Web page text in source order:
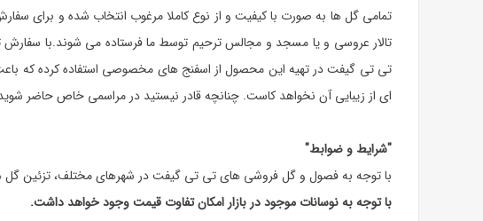
تمامی گل ها به صورت با کیفیت و از نوع کاملا مرغوب انتخاب شده و برای
تالار عروسی و یا مسجد و مجالس ترحیم توسط ما فرستاده می شوند.با سفارش
تی تی گیفت در تهیه این محصول از اسفنج های مخصوصی استفاده کرده که
ای از زیبایی آن نخواهد کاست. چنانچه قادر نیستید در مراسمی خاص حاضر
"شرایط و ضوابط"
با توجه به فصول و گل فروشی های تی تی گیفت در شهرهای مختلف، تزئین
با توجه به نوسانات موجود در بازار امکان تفاوت قیمت وجود خواهد داشت.